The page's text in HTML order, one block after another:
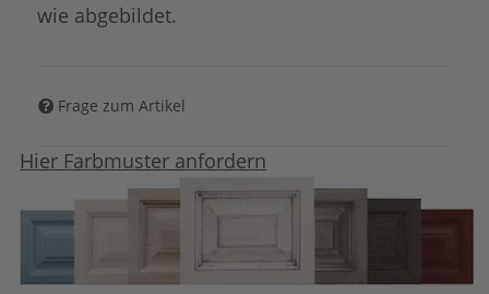
wie abgebildet.
Frage zum Artikel
Hier Farbmuster anfordern